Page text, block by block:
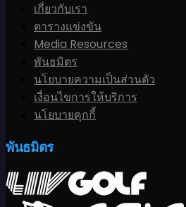
เกี่ยวกับเรา
ตารางแข่งขัน
Media Resources
พันธมิตร
นโยบายความเป็นส่วนตัว
เงื่อนไขการให้บริการ
นโยบายคุกกี้
พันธมิตร